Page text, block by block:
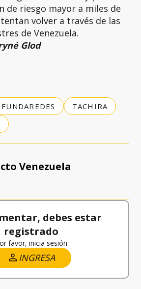
de riesgo mayor a miles de
volver a través de las
de Venezuela.
Glod
FUNDAREDES
TACHIRA
Venezuela
debes estar
registrado
favor, inicia sesión
INGRESA